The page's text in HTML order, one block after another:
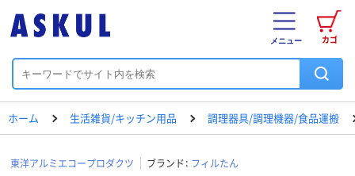
カゴ
メニュー
ホーム 生活雑貨/キッチン用品 調理器具/調理機器/食品運搬
東洋アルミエコープロダクツ ブランド： フィルたん